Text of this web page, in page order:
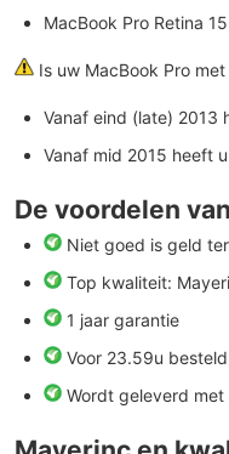
MacBook Pro Retina
Is uw MacBook Pro
Vanaf eind (late) 2013
Vanaf mid 2015 heeft
De voordelen
Niet goed is geld
Top kwaliteit:
1 jaar garantie
Voor 23.59u
Wordt geleverd met